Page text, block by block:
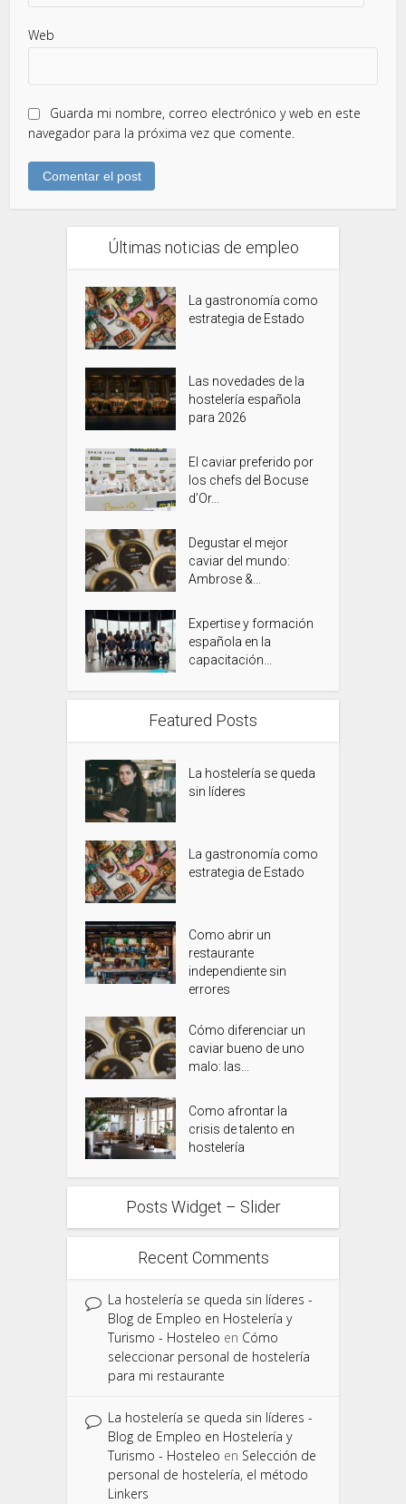
Web
Guarda mi nombre, correo electrónico y web en este
navegador para la próxima vez que comente.
Últimas noticias de empleo
La gastronomía como
estrategia de Estado
Las novedades de la
hostelería española
para 2026
El caviar preferido por
los chefs del Bocuse
d’Or...
Degustar el mejor
caviar del mundo:
Ambrose &...
Expertise y formación
española en la
capacitación...
Featured Posts
La hostelería se queda
sin líderes
La gastronomía como
estrategia de Estado
Como abrir un
restaurante
independiente sin
errores
Cómo diferenciar un
caviar bueno de uno
malo: las...
Como afrontar la
crisis de talento en
hostelería
Posts Widget – Slider
Recent Comments
La hostelería se queda sin líderes -
Blog de Empleo en Hostelería y
Turismo - Hosteleo en Cómo
seleccionar personal de hostelería
para mi restaurante
La hostelería se queda sin líderes -
Blog de Empleo en Hostelería y
Turismo - Hosteleo en Selección de
personal de hostelería, el método
Linkers